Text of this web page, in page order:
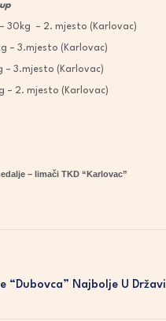
30kg – 2. mjesto (Karlovac)
– 3.mjesto (Karlovac)
– 3.mjesto (Karlovac)
– 2. mjesto (Karlovac)
– limači TKD “Karlovac”
“Dubovca” Najbolje U Državi